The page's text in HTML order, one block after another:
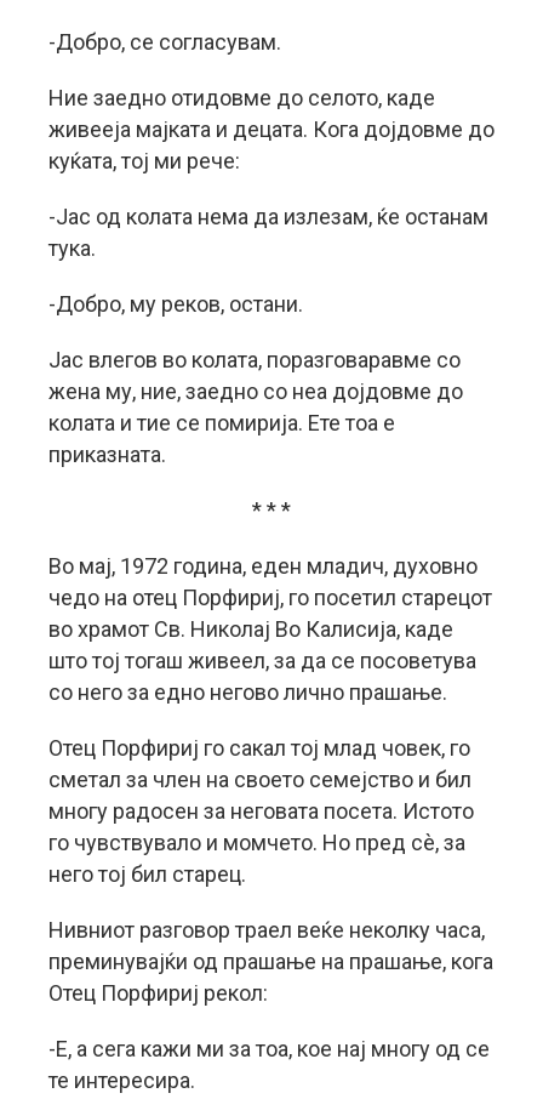
-Добро, се согласувам.
Ние заедно отидовме до селото, каде
живееја мајката и децата. Кога дојдовме до
куќата, тој ми рече:
-Јас од колата нема да излезам, ќе останам
тука.
-Добро, му реков, остани.
Јас влегов во колата, поразговаравме со
жена му, ние, заедно со неа дојдовме до
колата и тие се помирија. Ете тоа е
приказната.
* * *
Во мај, 1972 година, еден младич, духовно
чедо на отец Порфириј, го посетил старецот
во храмот Св. Николај Во Калисија, каде
што тој тогаш живеел, за да се посоветува
со него за едно негово лично прашање.
Отец Порфириј го сакал тој млад човек, го
сметал за член на своето семејство и бил
многу радосен за неговата посета. Истото
го чувствувало и момчето. Но пред сè, за
него тој бил старец.
Нивниот разговор траел веќе неколку часа,
преминувајќи од прашање на прашање, кога
Отец Порфириј рекол:
-Е, а сега кажи ми за тоа, кое нај многу од се
те интересира.